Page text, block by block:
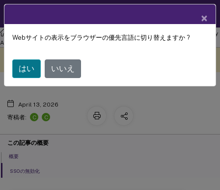
リナックス バーチャル デリバリー エージェント
Linux Virtual Delivery
Agent 2305
翻訳されています。
非SSO認証
April 13, 2026
寄稿者:
C C
この記事の概要
概要
SSOの無効化
×
Webサイトの表示をブラウザーの優先言語に切り替えますか ?
はい いいえ